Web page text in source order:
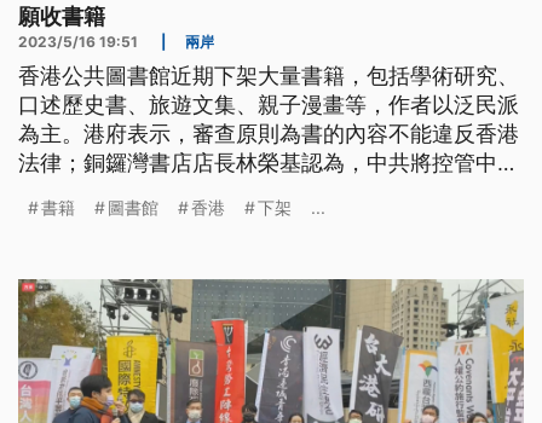
願收書籍
2023/5/16 19:51 兩岸
香港公共圖書館近期下架大量書籍，包括學術研究、
口述歷史書、旅遊文集、親子漫畫等，作者以泛民派
為主。港府表示，審查原則為書的內容不能違反香港
法律；銅鑼灣書店店長林榮基認為，中共將控管中國
學者表態願意幫忙接收香港書籍，協助放在台灣的大
書籍 圖書館 香港 下架 ...